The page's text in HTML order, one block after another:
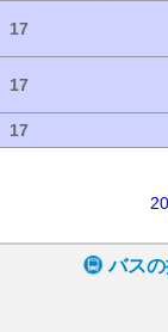
17
17
17
バス